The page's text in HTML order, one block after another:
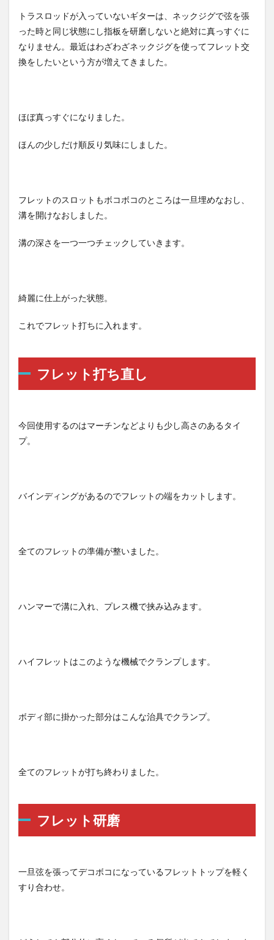
トラスロッドが入っていないギターは、ネックジグで弦を張
った時と同じ状態にし指板を研磨しないと絶対に真っすぐに
なりません。最近はわざわざネックジグを使ってフレット交
換をしたいという方が増えてきました。
ほぼ真っすぐになりました。
ほんの少しだけ順反り気味にしました。
フレットのスロットもボコボコのところは一旦埋めなおし、
溝を開けなおしました。
溝の深さを一つ一つチェックしていきます。
綺麗に仕上がった状態。
これでフレット打ちに入れます。
フレット打ち直し
今回使用するのはマーチンなどよりも少し高さのあるタイ
プ。
バインディングがあるのでフレットの端をカットします。
全てのフレットの準備が整いました。
ハンマーで溝に入れ、プレス機で挟み込みます。
ハイフレットはこのような機械でクランプします。
ボディ部に掛かった部分はこんな治具でクランプ。
全てのフレットが打ち終わりました。
フレット研磨
一旦弦を張ってデコボコになっているフレットトップを軽く
すり合わせ。